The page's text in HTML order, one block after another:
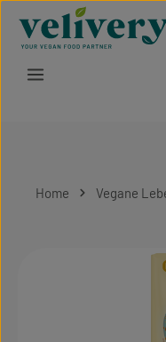
Zum Hauptinhalt springen
Home Vegane
Bildergalerie überspringen